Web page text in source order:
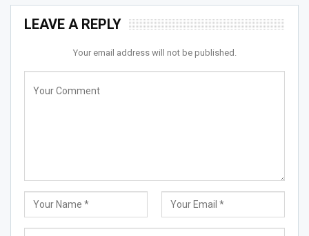
LEAVE A REPLY
Your email address will not be published.